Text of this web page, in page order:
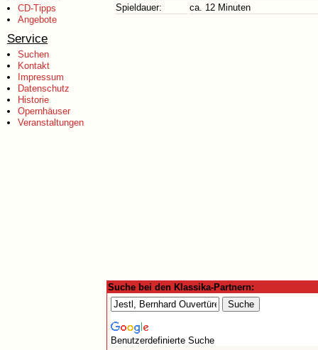
CD-Tipps
Angebote
Service
Suchen
Kontakt
Impressum
Datenschutz
Historie
Opernhäuser
Veranstaltungen
Spieldauer:
ca. 12 Minuten
Suche bei den Klassika-Partnern:
Benutzerdefinierte Suche